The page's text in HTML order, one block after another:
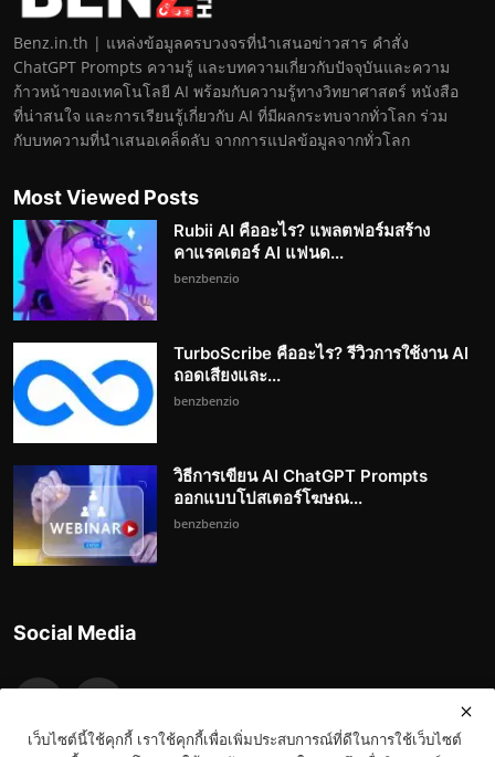
Benz.in.th | แหล่งข้อมูลครบวงจรที่นำเสนอข่าวสาร คำสั่ง
ChatGPT Prompts ความรู้ และบทความเกี่ยวกับปัจจุบันและความ
ก้าวหน้าของเทคโนโลยี AI พร้อมกับความรู้ทางวิทยาศาสตร์ หนังสือ
ที่น่าสนใจ และการเรียนรู้เกี่ยวกับ AI ที่มีผลกระทบจากทั่วโลก ร่วม
กับบทความที่นำเสนอเคล็ดลับ จากการแปลข้อมูลจากทั่วโลก
Most Viewed Posts
Rubii AI คืออะไร? แพลตฟอร์มสร้าง
คาแรคเตอร์ AI แฟนด...
benzbenzio
TurboScribe คืออะไร? รีวิวการใช้งาน AI
ถอดเสียงและ...
benzbenzio
วิธีการเขียน AI ChatGPT Prompts
ออกแบบโปสเตอร์โฆษณ...
benzbenzio
Social Media
เว็บไซต์นี้ใช้คุกกี้ เราใช้คุกกี้เพื่อเพิ่มประสบการณ์ที่ดีในการใช้เว็บไซต์